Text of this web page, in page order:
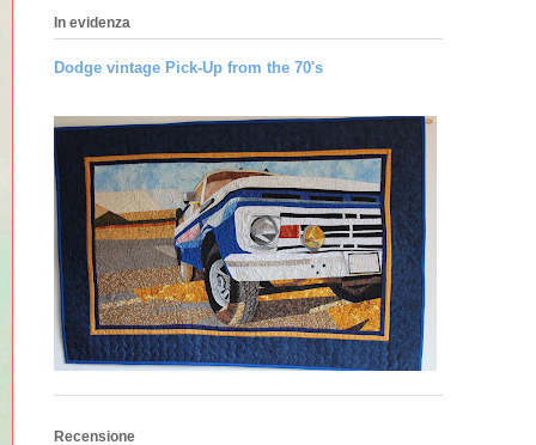
In evidenza
Dodge vintage Pick-Up from the 70's
Recensione